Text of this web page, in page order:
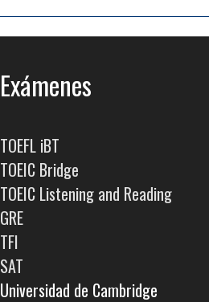
Exámenes
TOEFL iBT
TOEIC Bridge
TOEIC Listening and Reading
GRE
TFI
SAT
Universidad de Cambridge